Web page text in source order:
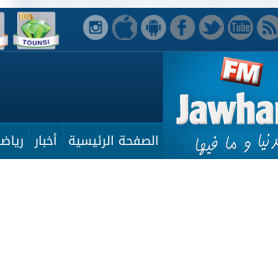
الصفحة الرئيسية أخبار